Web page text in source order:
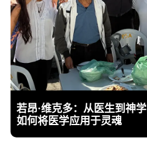
若昂·维克多：从医生到神
如何将医学应用于灵魂